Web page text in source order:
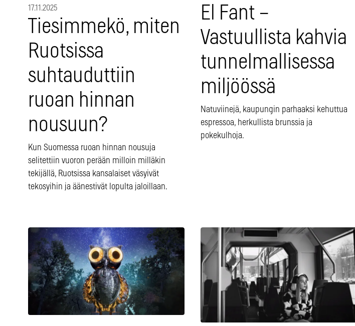
17.11.2025
Tiesimmekö, miten
Ruotsissa
suhtauduttiin
ruoan hinnan
nousuun?
Kun Suomessa ruoan hinnan nousuja
selitettiin vuoron perään milloin milläkin
tekijällä, Ruotsissa kansalaiset väsyivät
tekosyihin ja äänestivät lopulta jaloillaan.
El Fant –
Vastuullista kahvia
tunnelmallisessa
miljöössä
Natuviinejä, kaupungin parhaaksi kehuttua
espressoa, herkullista brunssia ja
pokekulhoja.